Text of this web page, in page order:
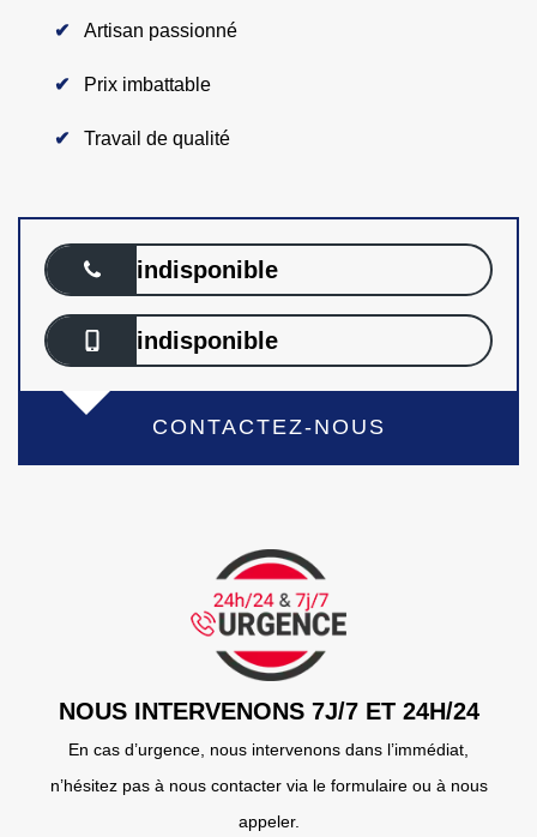
Artisan passionné
Prix imbattable
Travail de qualité
indisponible
indisponible
CONTACTEZ-NOUS
NOUS INTERVENONS 7J/7 ET 24H/24
En cas d’urgence, nous intervenons dans l’immédiat,
n’hésitez pas à nous contacter via le formulaire ou à nous
appeler.